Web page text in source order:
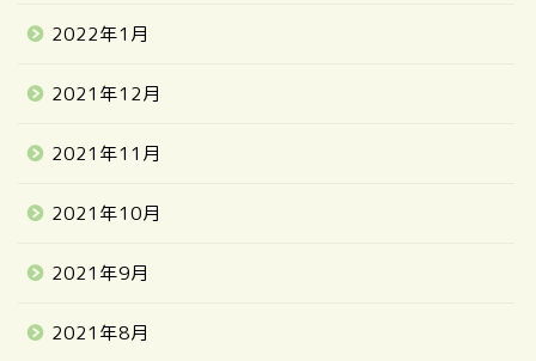
2022年1月
2021年12月
2021年11月
2021年10月
2021年9月
2021年8月